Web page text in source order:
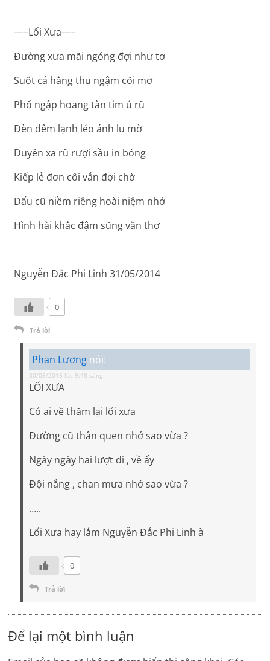
—–Lối Xưa—–
Đường xưa mãi ngóng đợi như tơ
Suốt cả hằng thu ngậm cõi mơ
Phố ngập hoang tàn tim ủ rũ
Đèn đêm lạnh lẻo ánh lu mờ
Duyên xa rũ rượi sầu in bóng
Kiếp lẻ đơn côi vẫn đợi chờ
Dấu cũ niềm riêng hoài niệm nhớ
Hình hài khắc đậm sũng vần thơ
Nguyễn Đắc Phi Linh 31/05/2014
0
Trả lời
Phan Lương nói:
30/05/2016 lúc 9:48 sáng
LỐI XƯA
Có ai về thăm lại lối xưa
Đường cũ thân quen nhớ sao vừa ?
Ngày ngày hai lượt đi , về ấy
Đội nắng , chan mưa nhớ sao vừa ?
…..
Lối Xưa hay lắm Nguyễn Đắc Phi Linh à
0
Trả lời
Để lại một bình luận